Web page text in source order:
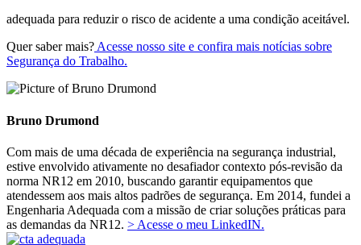
adequada para reduzir o risco de acidente a uma condição aceitável.
Quer saber mais? Acesse nosso site e confira mais notícias sobre
Segurança do Trabalho.
Bruno Drumond
Com mais de uma década de experiência na segurança industrial,
estive envolvido ativamente no desafiador contexto pós-revisão da
norma NR12 em 2010, buscando garantir equipamentos que
atendessem aos mais altos padrões de segurança. Em 2014, fundei a
Engenharia Adequada com a missão de criar soluções práticas para
as demandas da NR12. > Acesse o meu LinkedIN.